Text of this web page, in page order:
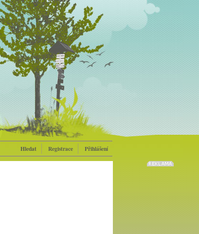
Hledat Registrace Přihlášení